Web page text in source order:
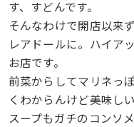
す、すどんです。
そんなわけで開店以来
レアドールに。ハイア
お店です。
前菜からしてマリネっ
くわからんけど美味しい
スープもガチのコンソ